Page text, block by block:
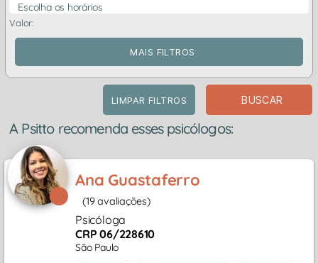
Escolha os horários
Valor:
MAIS FILTROS
LIMPAR FILTROS BUSCAR
A Psitto recomenda esses psicólogos:
Ana Guastaferro
(19 avaliações)
Psicóloga
CRP 06/228610
São Paulo